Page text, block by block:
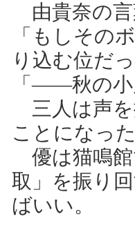
由貴奈の言
「もしその
り込む位だ
「――秋の
三人は声を
ことになっ
優は猫鳴館
取」を振り
ばいい。